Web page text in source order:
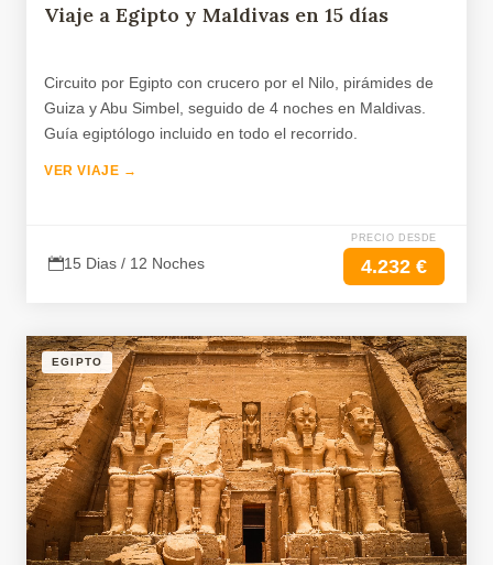
Viaje a Egipto y Maldivas en 15 días
Circuito por Egipto con crucero por el Nilo, pirámides de
Guiza y Abu Simbel, seguido de 4 noches en Maldivas.
Guía egiptólogo incluido en todo el recorrido.
VER VIAJE →
15 Dias / 12 Noches
PRECIO DESDE
4.232 €
EGIPTO